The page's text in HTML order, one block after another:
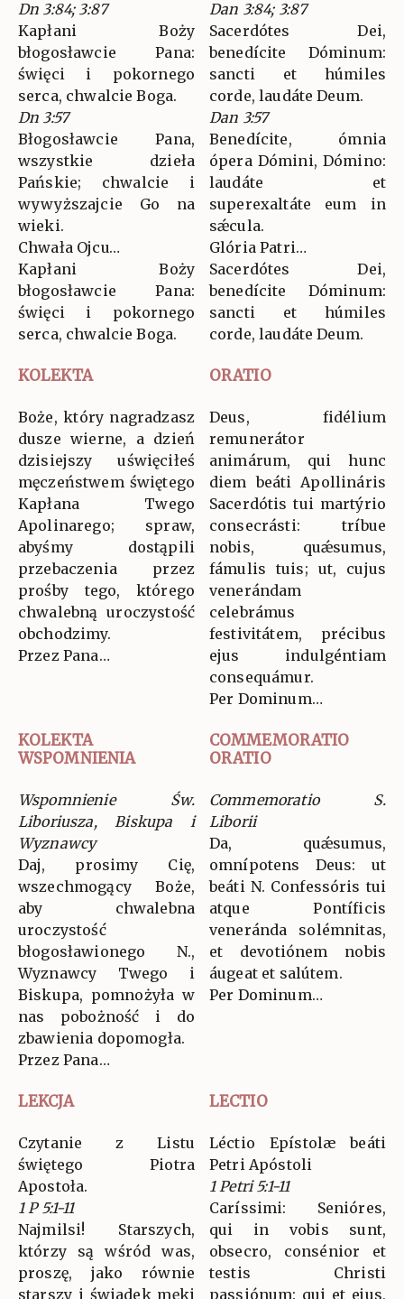
Dn 3:84; 3:87
Kapłani Boży
błogosławcie Pana:
święci i pokornego
serca, chwalcie Boga.
Dn 3:57
Błogosławcie Pana,
wszystkie dzieła
Pańskie; chwalcie i
wywyższajcie Go na
wieki.
Chwała Ojcu…
Kapłani Boży
błogosławcie Pana:
święci i pokornego
serca, chwalcie Boga.
Dan 3:84; 3:87
Sacerdótes Dei,
benedícite Dóminum:
sancti et húmiles
corde, laudáte Deum.
Dan 3:57
Benedícite, ómnia
ópera Dómini, Dómino:
laudáte et
superexaltáte eum in
sǽcula.
Glória Patri…
Sacerdótes Dei,
benedícite Dóminum:
sancti et húmiles
corde, laudáte Deum.
KOLEKTA ORATIO
Boże, który nagradzasz
dusze wierne, a dzień
dzisiejszy uświęciłeś
męczeństwem świętego
Kapłana Twego
Apolinarego; spraw,
abyśmy dostąpili
przebaczenia przez
prośby tego, którego
chwalebną uroczystość
obchodzimy.
Przez Pana…
Deus, fidélium
remunerátor
animárum, qui hunc
diem beáti Apollináris
Sacerdótis tui martýrio
consecrásti: tríbue
nobis, quǽsumus,
fámulis tuis; ut, cujus
venerándam
celebrámus
festivitátem, précibus
ejus indulgéntiam
consequámur.
Per Dominum…
KOLEKTA
WSPOMNIENIA
COMMEMORATIO
ORATIO
Wspomnienie Św.
Liboriusza, Biskupa i
Wyznawcy
Daj, prosimy Cię,
wszechmogący Boże,
aby chwalebna
uroczystość
błogosławionego N.,
Wyznawcy Twego i
Biskupa, pomnożyła w
nas pobożność i do
zbawienia dopomogła.
Przez Pana…
Commemoratio S.
Liborii
Da, quǽsumus,
omnípotens Deus: ut
beáti N. Confessóris tui
atque Pontíficis
veneránda solémnitas,
et devotiónem nobis
áugeat et salútem.
Per Dominum…
LEKCJA LECTIO
Czytanie z Listu
świętego Piotra
Apostoła.
1 P 5:1-11
Najmilsi! Starszych,
którzy są wśród was,
proszę, jako równie
starszy i świadek męki
Léctio Epístolæ beáti
Petri Apóstoli
1 Petri 5:1-11
Caríssimi: Senióres,
qui in vobis sunt,
obsecro, consénior et
testis Christi
passiónum: qui et ejus,